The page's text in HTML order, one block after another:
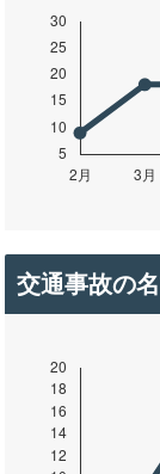
交通事故の